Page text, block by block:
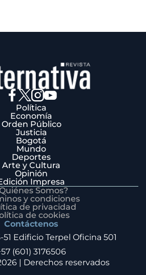
Política
Economía
Orden Público
Justicia
Bogotá
Mundo
Deportes
Arte y Cultura
Opinión
Impresa
Somos?
y condiciones
de privacidad
de cookies
Contáctenos
51 Edificio Terpel Oficina 501
(601) 3176506
| Derechos reservados